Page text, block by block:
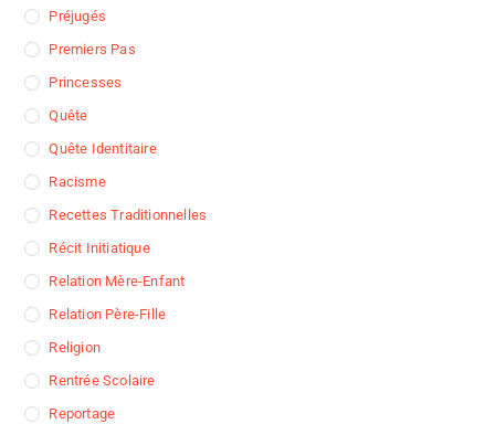
Préjugés
Premiers Pas
Princesses
Quête
Quête Identitaire
Racisme
Recettes Traditionnelles
Récit Initiatique
Relation Mère-Enfant
Relation Père-Fille
Religion
Rentrée Scolaire
Reportage